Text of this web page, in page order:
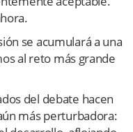
se acumulará a una
al reto más grande
del debate hacen
más perturbadora: